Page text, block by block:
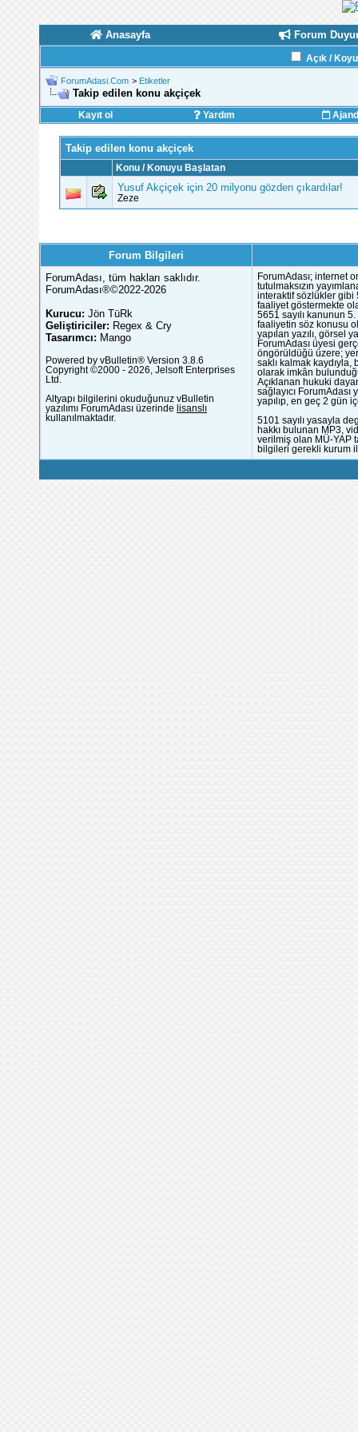
Anasayfa Forum
Açık /
ForumAdasi.Com > Etiketler
Takip edilen konu akçiçek
Kayıt ol Yardım
Takip edilen konu akçiçek
Konu / Konuyu Başlatan
Yusuf Akçiçek için 20 milyonu gözden çıkardılar!
Zeze
Forum Bilgileri
ForumAdası, tüm hakları saklıdır.
ForumAdası®©2022-2026
Kurucu: Jön TüRk
Geliştiriciler: Regex & Cry
Tasarımcı: Mango
Powered by vBulletin® Version 3.8.6
Copyright ©2000 - 2026, Jelsoft Enterprises
Ltd.
Altyapı bilgilerini okuduğunuz vBulletin
yazılımı ForumAdası üzerinde lisanslı
kullanılmaktadır.
ForumAdası; internet
tutulmaksızın
interaktif sözlükler gibi
faaliyet göstermekte
5651 sayılı kanunun
faaliyetin söz konusu
yapılan yazılı, görsel
ForumAdası üyesi
öngörüldüğü üzere;
saklı kalmak
olarak imkân
Açıklanan hukuki
sağlayıcı
yapılıp, en geç 2 gün
5101 sayılı yasayla
hakkı bulunan MP3,
verilmiş olan MÜ-YAP
bilgileri gerekli kurum